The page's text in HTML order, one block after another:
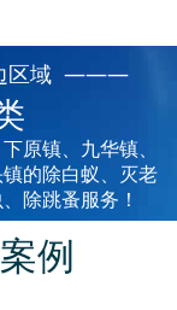
区域 ———
原镇、九华镇、
的除白蚁、灭老
除跳蚤服务！
例